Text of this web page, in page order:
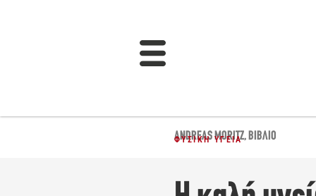
ANDREAS MORITZ,ΒΙΒΛΊΟ
ΦΥΣΙΚΉ ΥΓΕΊΑ